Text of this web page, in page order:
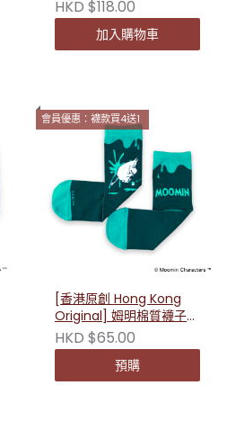
HKD $118.00
加入購物車
會員優惠：襪款買4送1
[香港原創 Hong Kong
Original] 姆明棉質襪子-
長款(姆明) 230207
HKD $65.00
預購